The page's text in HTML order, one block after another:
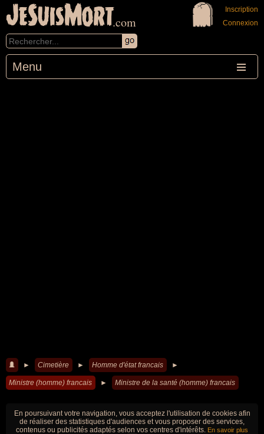
JeSuisMort.com
Menu
Inscription
Connexion
► Cimetière ► Homme d'état francais ►
Ministre (homme) francais ► Ministre de la santé (homme) francais
En poursuivant votre navigation, vous acceptez l'utilisation de cookies afin
de réaliser des statistiques d'audiences et vous proposer des services,
contenus ou publicités adaptés selon vos centres d'intérêts. En savoir plus